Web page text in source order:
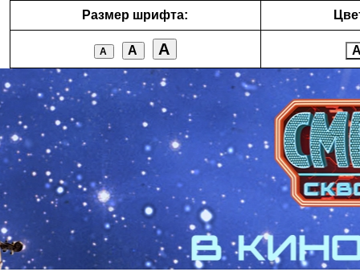
Размер шрифта:
А А А